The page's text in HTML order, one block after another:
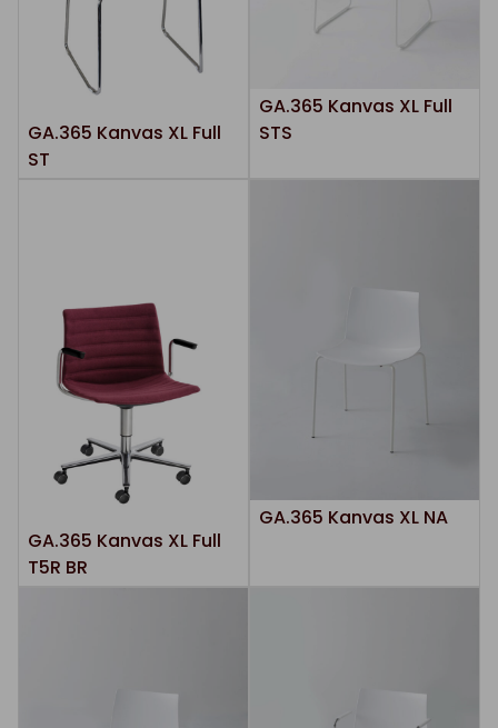
GA.365 Kanvas XL Full
ST
GA.365 Kanvas XL Full
STS
GA.365 Kanvas XL Full
T5R BR
GA.365 Kanvas XL NA